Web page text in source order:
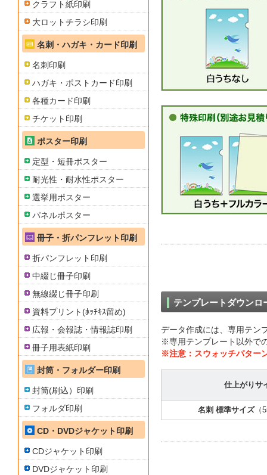
テンプレートダウンロ
データ作成には、専用テン
※専用テンプレート以外で
※注意：スウォッチパター
仕上がりサ
名刺 標準サイズ（
クラフト紙印刷
大ロットチラシ印刷
名刺・ハガキ・カード印刷
名刺印刷
ハガキ・ポストカード印刷
各種カード印刷
チケット印刷
ポスター印刷
定型・短冊ポスター
耐光性・耐水性ポスター
選挙用ポスター
パネルポスター
冊子・折パンフレット印刷
折パンフレット印刷
中綴じ冊子印刷
無線綴じ冊子印刷
資料プリント(ﾎｯﾁｷｽ留め)
広報・会報誌・情報誌印刷
冊子用表紙印刷
封筒・フォルダー印刷
封筒(刷込）印刷
フォルダ印刷
CD・DVDジャケット印刷
CDジャケット印刷
DVDジャケット印刷